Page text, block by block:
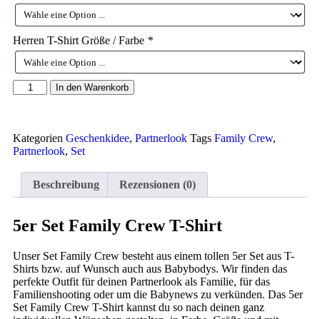
Herren T-Shirt Größe / Farbe *
In den Warenkorb
Kategorien Geschenkidee, Partnerlook Tags Family Crew,
Partnerlook, Set
Beschreibung Rezensionen (0)
5er Set Family Crew T-Shirt
Unser Set Family Crew besteht aus einem tollen 5er Set aus T-
Shirts bzw. auf Wunsch auch aus Babybodys. Wir finden das
perfekte Outfit für deinen Partnerlook als Familie, für das
Familienshooting oder um die Babynews zu verkünden. Das 5er
Set Family Crew T-Shirt kannst du so nach deinen ganz